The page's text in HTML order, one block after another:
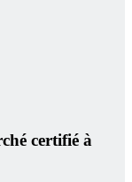
certifié à